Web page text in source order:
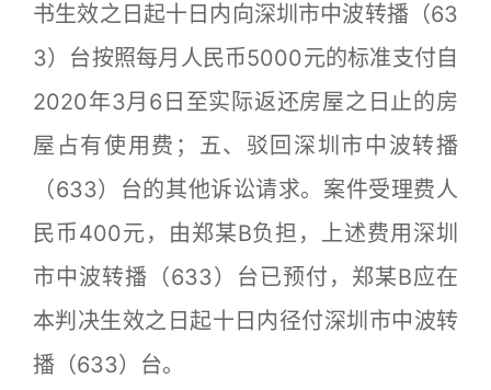
书生效之日起十日内向深圳市中波转播（63
3）台按照每月人民币5000元的标准支付自
2020年3月6日至实际返还房屋之日止的房
屋占有使用费；五、驳回深圳市中波转播
（633）台的其他诉讼请求。案件受理费人
民币400元，由郑某B负担，上述费用深圳
市中波转播（633）台已预付，郑某B应在
本判决生效之日起十日内径付深圳市中波转
播（633）台。